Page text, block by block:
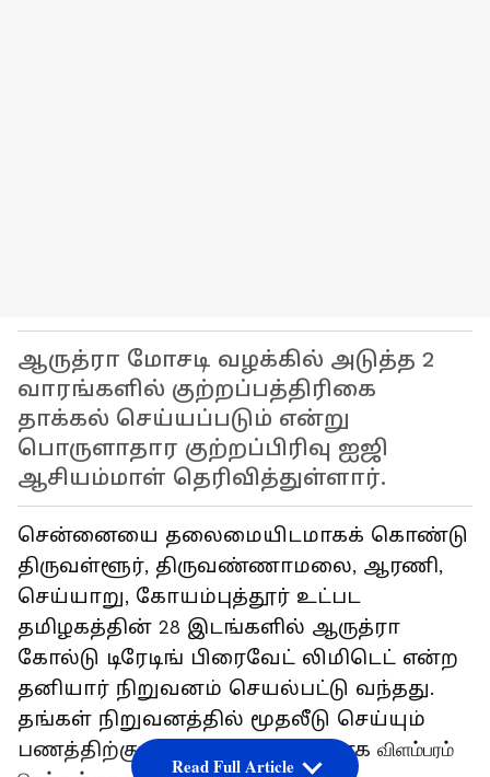
ஆருத்ரா மோசடி வழக்கில் அடுத்த 2
வாரங்களில் குற்றப்பத்திரிகை
தாக்கல் செய்யப்படும் என்று
பொருளாதார குற்றப்பிரிவு ஐஜி
ஆசியம்மாள் தெரிவித்துள்ளார்.
சென்னையை தலைமையிடமாகக் கொண்டு
திருவள்ளூர், திருவண்ணாமலை, ஆரணி,
செய்யாறு, கோயம்புத்தூர் உட்பட
தமிழகத்தின் 28 இடங்களில் ஆருத்ரா
கோல்டு டிரேடிங் பிரைவேட் லிமிடெட் என்ற
தனியார் நிறுவனம் செயல்பட்டு வந்தது.
தங்கள் நிறுவனத்தில் மூதலீடு செய்யும்
பணத்திற்கு
தருவதாக விளம்பரம்
Read Full Article